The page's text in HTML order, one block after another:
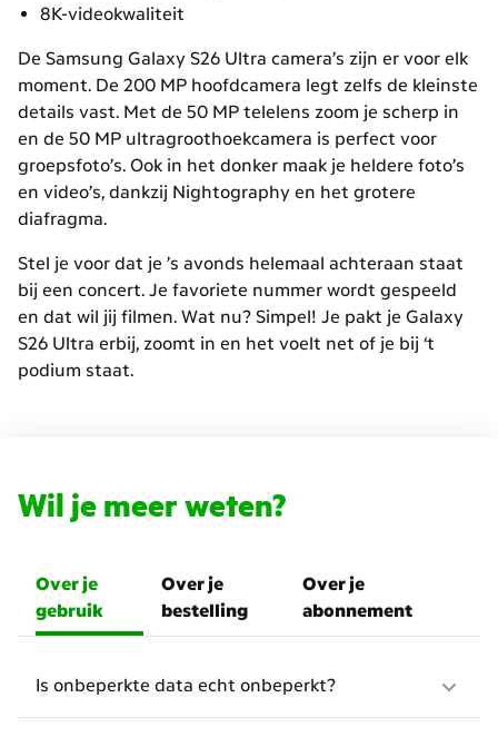
8K-videokwaliteit
De Samsung Galaxy S26 Ultra camera’s zijn er voor elk
moment. De 200 MP hoofdcamera legt zelfs de kleinste
details vast. Met de 50 MP telelens zoom je scherp in
en de 50 MP ultragroothoekcamera is perfect voor
groepsfoto’s. Ook in het donker maak je heldere foto’s
en video’s, dankzij Nightography en het grotere
diafragma.
Stel je voor dat je ’s avonds helemaal achteraan staat
bij een concert. Je favoriete nummer wordt gespeeld
en dat wil jij filmen. Wat nu? Simpel! Je pakt je Galaxy
S26 Ultra erbij, zoomt in en het voelt net of je bij ‘t
podium staat.
Wil je meer weten?
Over je
gebruik
Over je
bestelling
Over je
abonnement
Is onbeperkte data echt onbeperkt?